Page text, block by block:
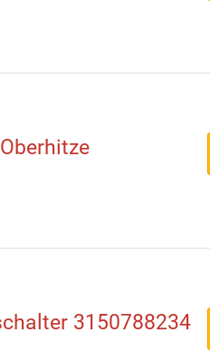
3150788234